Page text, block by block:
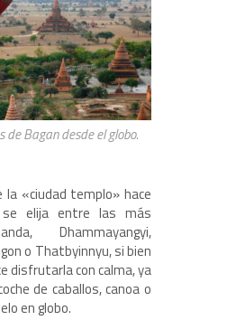
de Bagan desde el globo.
la «ciudad templo» hace
elija entre las más
Dhammayangyi,
o Thatbyinnyu, si bien
disfrutarla con calma, ya
de caballos, canoa o
en globo.